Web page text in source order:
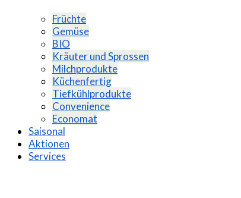
Früchte
Gemüse
BIO
Kräuter und Sprossen
Milchprodukte
Küchenfertig
Tiefkühlprodukte
Convenience
Economat
Saisonal
Aktionen
Services